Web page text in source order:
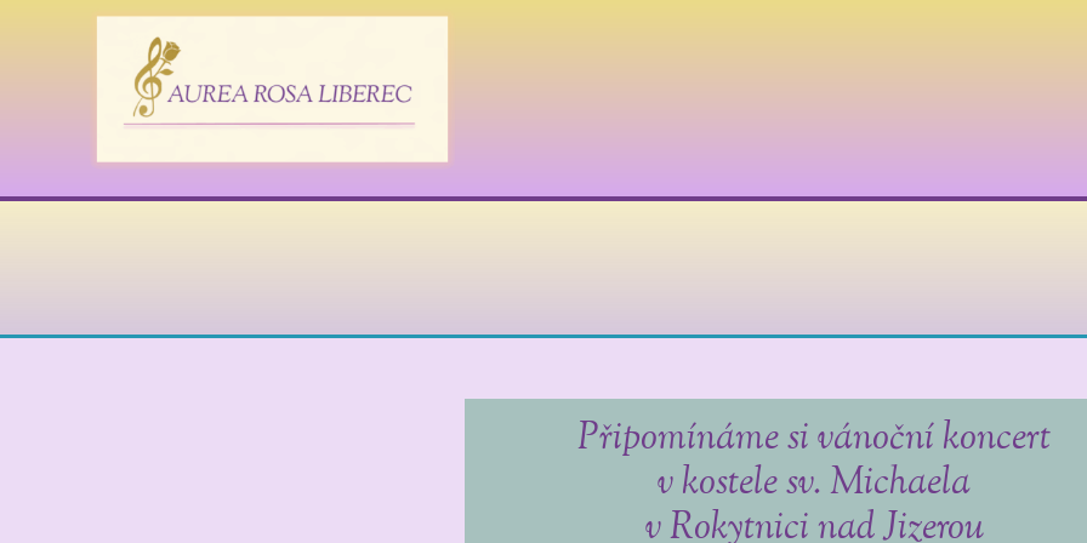
Připomínáme si vánoční koncert
v kostele sv. Michaela
v Rokytnici nad Jizerou